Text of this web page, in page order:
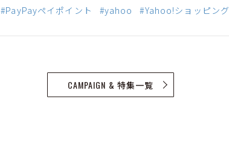
#PayPayペイポイント #yahoo #Yahoo!ショッピング
CAMPAIGN & 特集一覧